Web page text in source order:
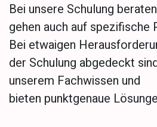
Bei unsere Schulung
gehen auch auf spezifische
Bei etwaigen
der Schulung abgedeckt
unserem Fachwissen und
bieten punktgenaue